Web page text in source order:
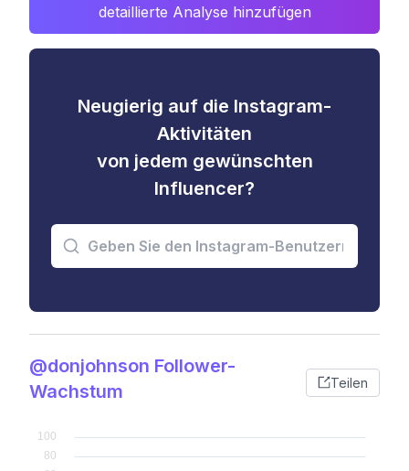
detaillierte Analyse hinzufügen
Neugierig auf die Instagram-
Aktivitäten
von jedem gewünschten
Influencer?
@donjohnson Follower-
Wachstum
Teilen